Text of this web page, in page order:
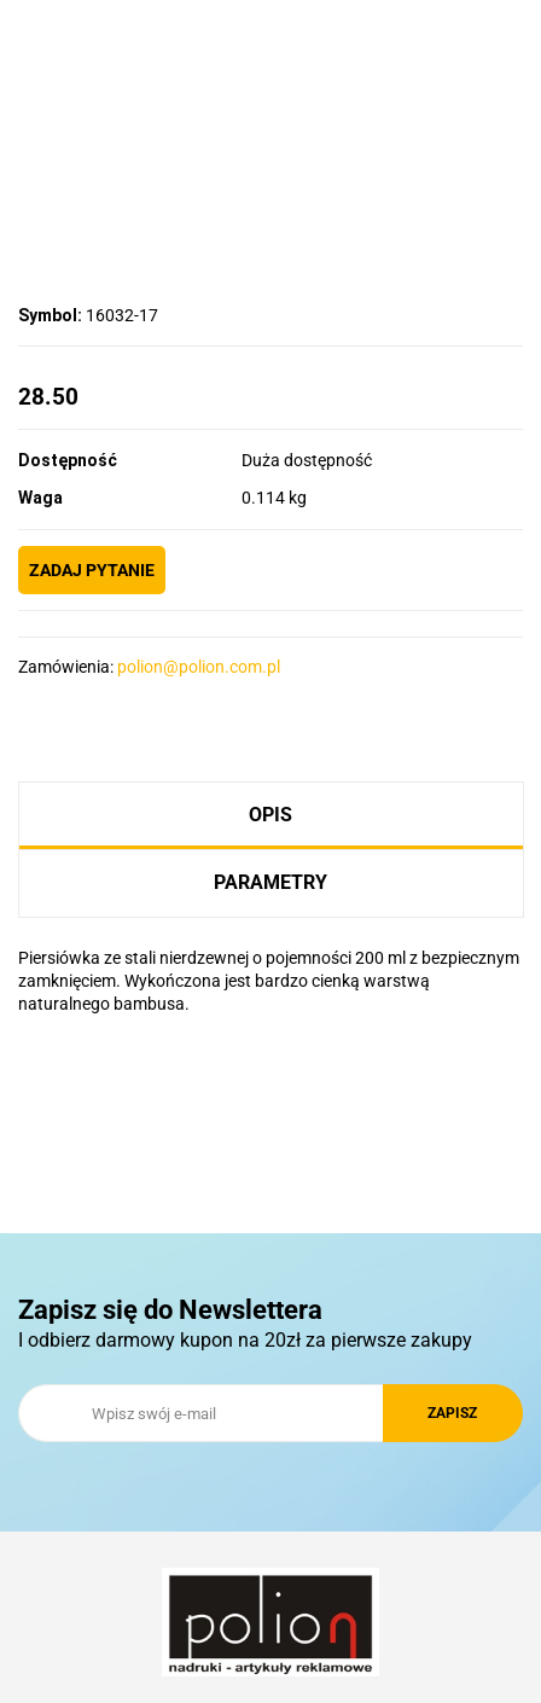
Symbol: 16032-17
28.50
Dostępność
Duża dostępność
Waga
0.114 kg
ZADAJ PYTANIE
Zamówienia: polion@polion.com.pl
OPIS
PARAMETRY
Piersiówka ze stali nierdzewnej o pojemności 200 ml z bezpiecznym
zamknięciem. Wykończona jest bardzo cienką warstwą
naturalnego bambusa.
Royal Design
Zapisz się do Newslettera
I odbierz darmowy kupon na 20zł za pierwsze zakupy